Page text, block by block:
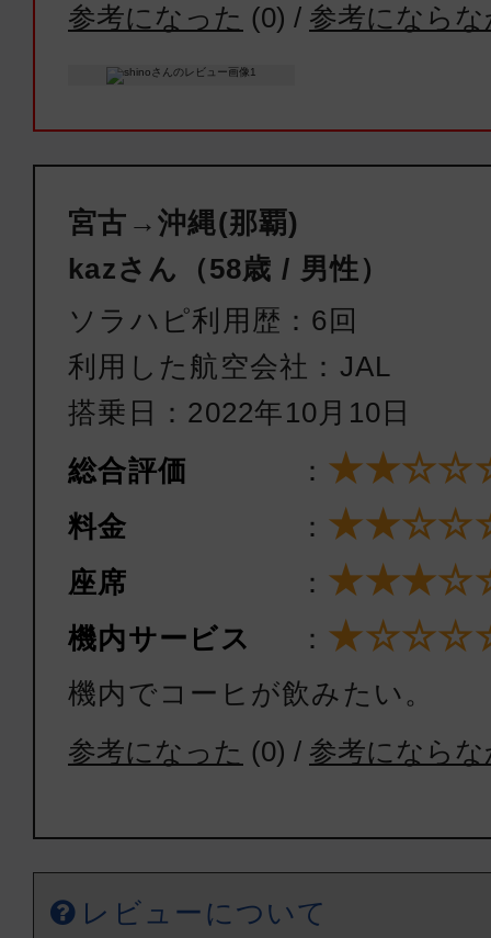
ANA1730 18:30
JTA564
普通席
宮古
16:55
沖縄(
JTA552
クラスJ
宮古
08:50
10:40
沖縄(
クラスJ
宮古
沖縄(
宮古
参考になった (0) / 参考になら
宮古→沖縄(那覇)
kazさん（58歳 / 男性）
ソラハピ利用歴：6回
利用した航空会社：JAL
搭乗日：2022年10月10日
総合評価
：
料金 ：
座席 ：
機内サービス ：
機内でコーヒが飲みたい。
参考になった (0) / 参考になら
レビューについて